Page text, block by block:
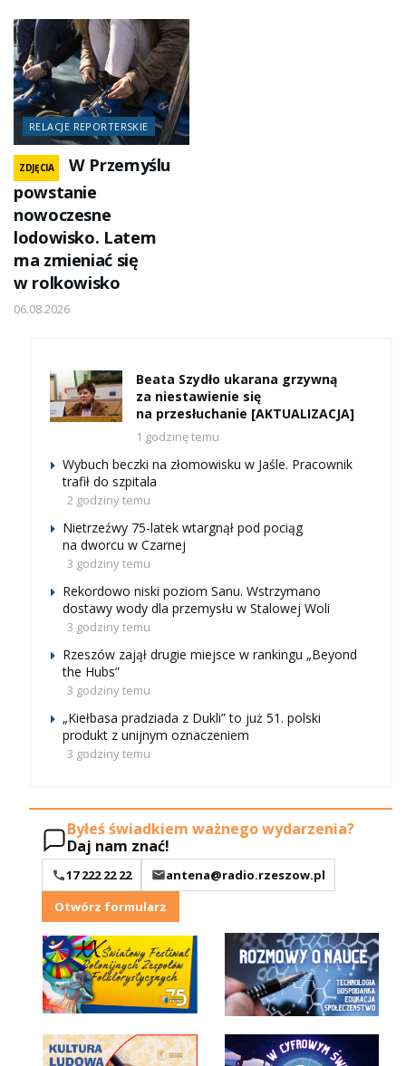
RELACJE REPORTERSKIE
ZDJĘCIA
W Przemyślu
powstanie
nowoczesne
lodowisko. Latem
ma zmieniać się
w rolkowisko
06.08.2026
Beata Szydło ukarana grzywną
za niestawienie się
na przesłuchanie [AKTUALIZACJA]
1 godzinę temu
Wybuch beczki na złomowisku w Jaśle. Pracownik
trafił do szpitala
2 godziny temu
Nietrzeźwy 75-latek wtargnął pod pociąg
na dworcu w Czarnej
3 godziny temu
Rekordowo niski poziom Sanu. Wstrzymano
dostawy wody dla przemysłu w Stalowej Woli
3 godziny temu
Rzeszów zajął drugie miejsce w rankingu „Beyond
the Hubs”
3 godziny temu
„Kiełbasa pradziada z Dukli” to już 51. polski
produkt z unijnym oznaczeniem
3 godziny temu
Byłeś świadkiem ważnego wydarzenia?
Daj nam znać!
17 222 22 22
antena@radio.rzeszow.pl
Otwórz formularz